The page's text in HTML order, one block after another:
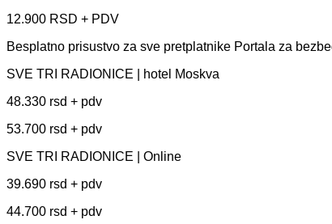
12.900 RSD + PDV
Besplatno prisustvo za sve pretplatnike Portala za
SVE TRI RADIONICE | hotel Moskva
48.330 rsd + pdv
53.700 rsd + pdv
SVE TRI RADIONICE | Online
39.690 rsd + pdv
44.700 rsd + pdv